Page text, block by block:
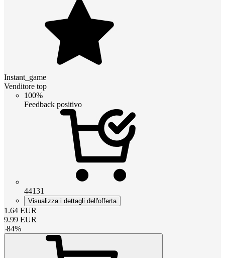
Instant_game
Venditore top
100%
Feedback positivo
44131
Visualizza i dettagli dell'offerta
1.64 EUR
9.99 EUR
-84%